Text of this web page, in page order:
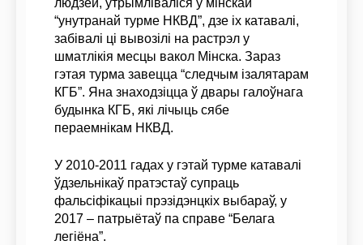
людзей, утрымліваліся ў мінскай
“унутранай турме НКВД”, дзе іх катавалі,
забівалі ці вывозілі на растрэл у
шматлікія месцы вакол Мінска. Зараз
гэтая турма завецца “следчым ізалятарам
КГБ”. Яна знаходзіцца ў двары галоўнага
будынка КГБ, які лічыць сябе
пераемнікам НКВД.
У 2010-2011 гадах у гэтай турме катавалі
ўдзельнікаў пратэстаў супраць
фальсіфікацыі прэзідэнцкіх выбараў, у
2017 – патрыётаў па справе “Белага
легіёна”.